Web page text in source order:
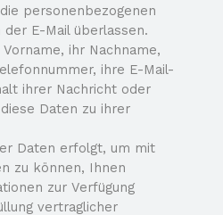
personenbezogenen
der E-Mail überlassen.
ihr Nachname,
ihre E-Mail-
ihrer Nachricht oder
Daten zu ihrer
Daten erfolgt, um mit
zu können, Ihnen
zur Verfügung
vertraglicher